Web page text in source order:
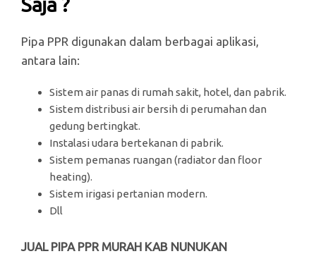
Saja ?
Pipa PPR digunakan dalam berbagai aplikasi,
antara lain:
Sistem air panas di rumah sakit, hotel, dan pabrik.
Sistem distribusi air bersih di perumahan dan
gedung bertingkat.
Instalasi udara bertekanan di pabrik.
Sistem pemanas ruangan (radiator dan floor
heating).
Sistem irigasi pertanian modern.
Dll
JUAL PIPA PPR MURAH KAB NUNUKAN